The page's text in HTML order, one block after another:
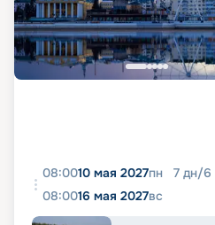
08:0010 мая 2027пн 7 дн/6
08:0016 мая 2027вс